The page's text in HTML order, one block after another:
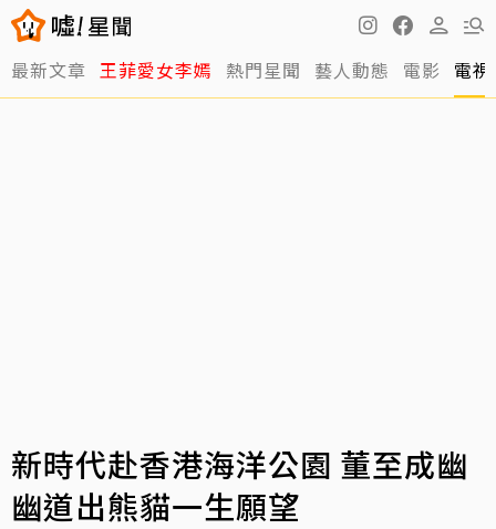
最新文章 王菲愛女李嫣 熱門星聞 藝人動態 電影 電視
新時代赴香港海洋公園 董至成幽
幽道出熊貓一生願望